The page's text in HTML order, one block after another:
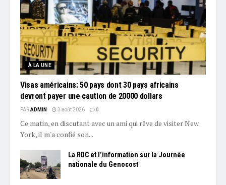
À LA UNE
Visas américains: 50 pays dont 30 pays africains
devront payer une caution de 20000 dollars
PARADMIN 3 août 2026 0
Ce matin, en discutant avec un ami qui rêve de visiter New
York, il m'a confié son...
La RDC et l’information sur la Journée
nationale du Genocost